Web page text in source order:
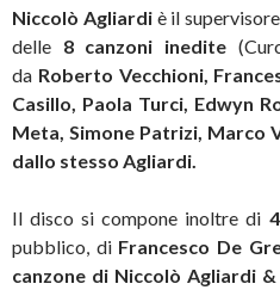
Niccolò Agliardiè il
delle 8 canzoni inedite
da Roberto Vecchioni,
Casillo, Paola Turci, Edwyn
Meta, Simone Patrizi, Marco
dallo stesso Agliardi.
Il disco si compone inoltre di
pubblico, di Francesco De
canzone di Niccolò Agliardi &